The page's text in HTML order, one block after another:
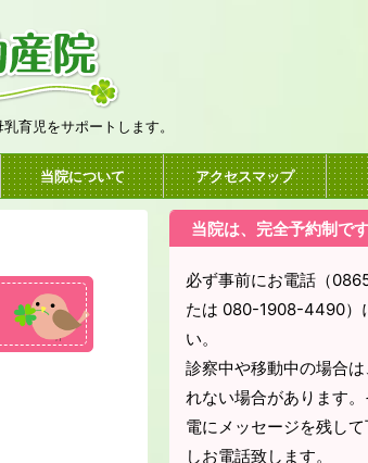
育児をサポートします。
当院について アクセスマップ
当院は、完全予約制です
必ず事前にお電話（
たは 080-1908-4490）
い。
診察中や移動中の場合
れない場合があります
電にメッセージを残し
しお電話致します。